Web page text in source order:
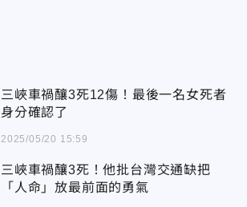
三峽車禍釀3死12傷！最後一名女死者
身分確認了
2025/05/20 15:59
三峽車禍釀3死！他批台灣交通缺把
「人命」放最前面的勇氣